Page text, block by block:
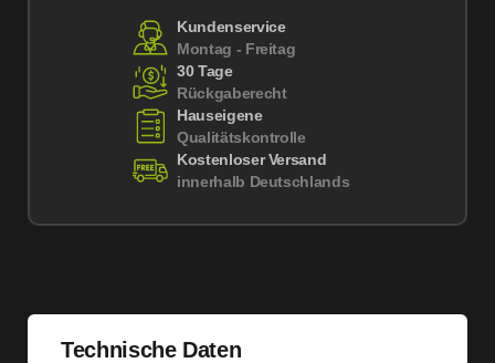
Kundenservice
Montag - Freitag
30 Tage
Rückgaberecht
Hauseigene
Qualitätskontrolle
Kostenloser Versand
innerhalb Deutschlands
Technische Daten